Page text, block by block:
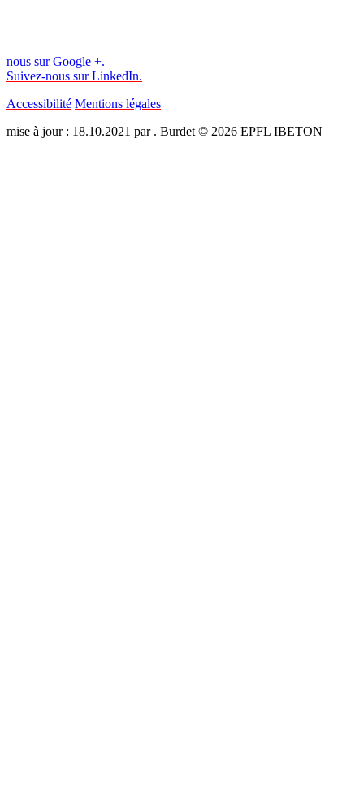
nous sur Google +.
Suivez-nous sur LinkedIn.
Accessibilité Mentions légales
mise à jour : 18.10.2021 par . Burdet © 2026 EPFL IBETON